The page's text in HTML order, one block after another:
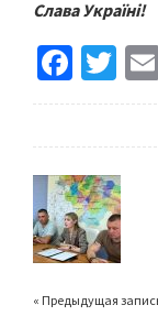
Слава Україні!
Fa
ce
o
o
k
T
wi
er
« Предыдущая